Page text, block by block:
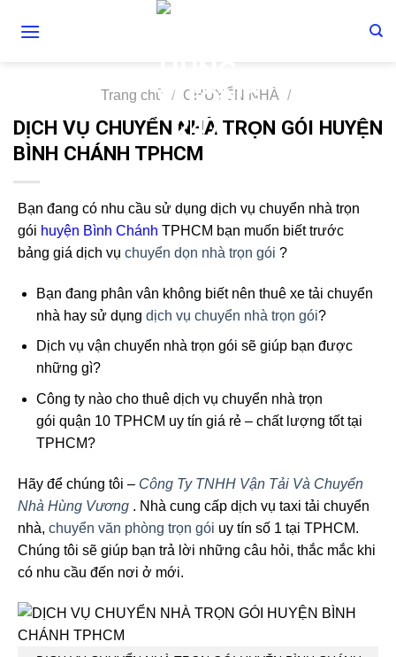
Trang chủ / CHUYỂN NHÀ /
DỊCH VỤ CHUYỂN NHÀ TRỌN GÓI HUYỆN
BÌNH CHÁNH TPHCM
Bạn đang có nhu cầu sử dụng dịch vụ chuyển nhà trọn
gói huyện Bình Chánh TPHCM bạn muốn biết trước
bảng giá dịch vụ chuyển dọn nhà trọn gói ?
Bạn đang phân vân không biết nên thuê xe tải chuyển
nhà hay sử dụng dịch vụ chuyển nhà trọn gói?
Dịch vụ vận chuyển nhà trọn gói sẽ giúp bạn được
những gì?
Công ty nào cho thuê dịch vụ chuyển nhà trọn
gói quận 10 TPHCM uy tín giá rẻ – chất lượng tốt tại
TPHCM?
Hãy để chúng tôi – Công Ty TNHH Vận Tải Và Chuyển
Nhà Hùng Vương . Nhà cung cấp dịch vụ taxi tải chuyển
nhà, chuyển văn phòng trọn gói uy tín số 1 tại TPHCM.
Chúng tôi sẽ giúp bạn trả lời những câu hỏi, thắc mắc khi
có nhu cầu đến nơi ở mới.